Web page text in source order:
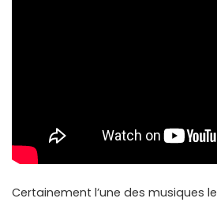
Certainement l’une des musiques